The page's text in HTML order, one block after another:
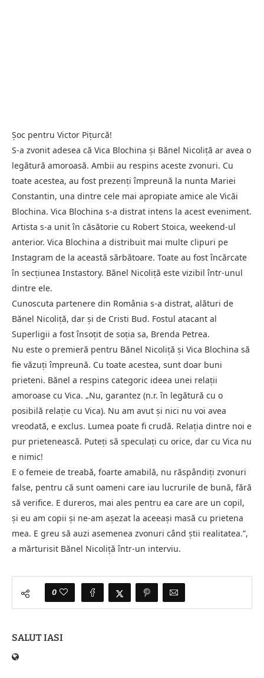
Șoc pentru Victor Piţurcă!
S-a zvonit adesea că Vica Blochina și Bănel Nicoliţă ar avea o
legătură amoroasă. Ambii au respins aceste zvonuri. Cu
toate acestea, au fost prezenți împreună la nunta Mariei
Constantin, una dintre cele mai apropiate amice ale Vicăi
Blochina. Vica Blochina s-a distrat intens la acest eveniment.
Artista s-a unit în căsătorie cu Robert Stoica, weekend-ul
anterior. Vica Blochina a distribuit mai multe clipuri pe
Instagram de la această sărbătoare. Toate au fost încărcate
în secţiunea Instastory. Bănel Nicoliţă este vizibil într-unul
dintre ele.
Cunoscuta partenere din România s-a distrat, alături de
Bănel Nicoliţă, dar și de Cristi Bud. Fostul atacant al
Superligii a fost însoțit de soția sa, Brenda Petrea.
Nu este o premieră pentru Bănel Nicoliţă și Vica Blochina să
fie văzuți împreună. Cu toate acestea, sunt doar buni
prieteni. Bănel a respins categoric ideea unei relații
amoroase cu Vica. „Nu, garantez (n.r. în legătură cu o
posibilă relație cu Vica). Nu am avut și nici nu voi avea
vreodată, e exclus. Lumea poate fi crudă. Relația dintre noi e
pur prietenească. Puteți să speculați cu orice, dar cu Vica nu
e nimic!
E o femeie de treabă, foarte amabilă, nu răspândiți zvonuri
false, pentru că sunt oameni care iau lucrurile de bună, fără
să verifice. E dureros, mai ales pentru ea care are un copil,
și eu am copii și ne-am așezat la aceeași masă cu prietena
mea. E greu să auzi asemenea zvonuri când știi realitatea.”,
a mărturisit Bănel Nicoliţă într-un interviu.
0
SALUT IASI